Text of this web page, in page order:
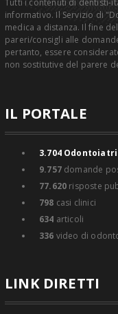
informativo. Il Servizio di
medica a distanza. Il fine
pareri/consigli alle
pertanto, essere
non sostitutive del parere
IL PORTALE
3.704
9.757domande
77.620 risposte
798 casi clinici
634 articoli
336 video di
LINK DIRETTI